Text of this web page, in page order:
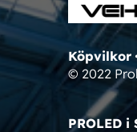
Köpvilkor
© 2022
PROLED i